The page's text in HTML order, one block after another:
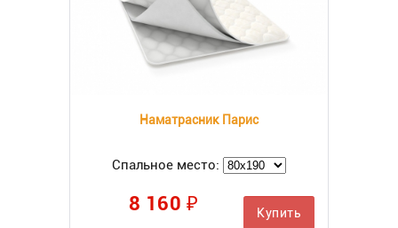
Наматрасник Парис
Спальное место:
8 160 ₽ Купить